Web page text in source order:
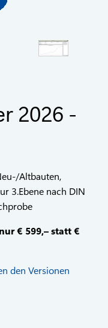
2026 -
Altbauten,
3.Ebene nach DIN
€ 599,– statt €
den Versionen